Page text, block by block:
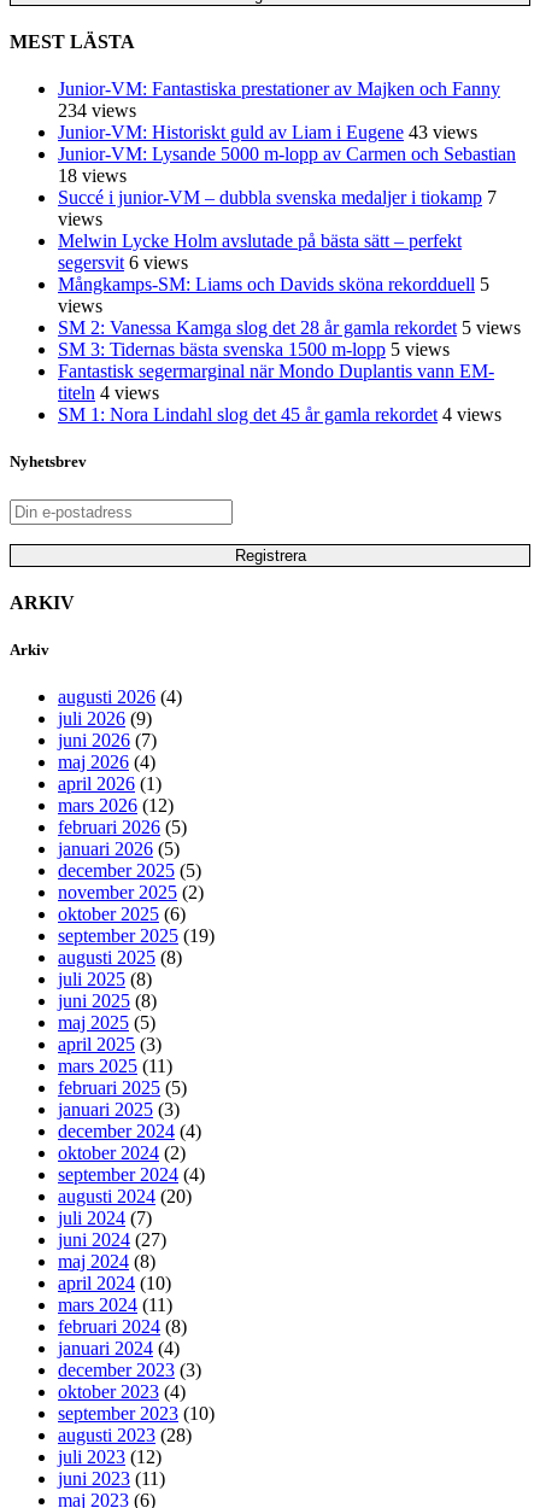
MEST LÄSTA
Junior-VM: Fantastiska prestationer av Majken och Fanny
234 views
Junior-VM: Historiskt guld av Liam i Eugene 43 views
Junior-VM: Lysande 5000 m-lopp av Carmen och Sebastian
18 views
Succé i junior-VM – dubbla svenska medaljer i tiokamp 7
views
Melwin Lycke Holm avslutade på bästa sätt – perfekt
segersvit 6 views
Mångkamps-SM: Liams och Davids sköna rekordduell 5
views
SM 2: Vanessa Kamga slog det 28 år gamla rekordet 5 views
SM 3: Tidernas bästa svenska 1500 m-lopp 5 views
Fantastisk segermarginal när Mondo Duplantis vann EM-
titeln 4 views
SM 1: Nora Lindahl slog det 45 år gamla rekordet 4 views
Nyhetsbrev
ARKIV
Arkiv
augusti 2026 (4)
juli 2026 (9)
juni 2026 (7)
maj 2026 (4)
april 2026 (1)
mars 2026 (12)
februari 2026 (5)
januari 2026 (5)
december 2025 (5)
november 2025 (2)
oktober 2025 (6)
september 2025 (19)
augusti 2025 (8)
juli 2025 (8)
juni 2025 (8)
maj 2025 (5)
april 2025 (3)
mars 2025 (11)
februari 2025 (5)
januari 2025 (3)
december 2024 (4)
oktober 2024 (2)
september 2024 (4)
augusti 2024 (20)
juli 2024 (7)
juni 2024 (27)
maj 2024 (8)
april 2024 (10)
mars 2024 (11)
februari 2024 (8)
januari 2024 (4)
december 2023 (3)
oktober 2023 (4)
september 2023 (10)
augusti 2023 (28)
juli 2023 (12)
juni 2023 (11)
maj 2023 (6)